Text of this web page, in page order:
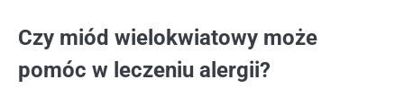
Czy miód wielokwiatowy może
pomóc w leczeniu alergii?